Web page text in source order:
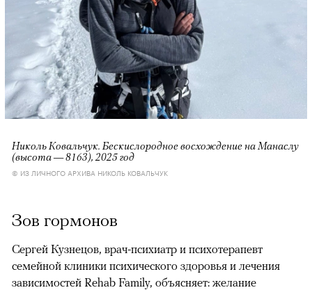
Николь Ковальчук. Бескислородное восхождение на Манаслу
(высота — 8163), 2025 год
© ИЗ ЛИЧНОГО АРХИВА НИКОЛЬ КОВАЛЬЧУК
Зов гормонов
Сергей Кузнецов, врач-психиатр и психотерапевт
семейной клиники психического здоровья и лечения
зависимостей Rehab Family, объясняет: желание